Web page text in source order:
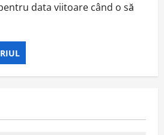
data viitoare când o să